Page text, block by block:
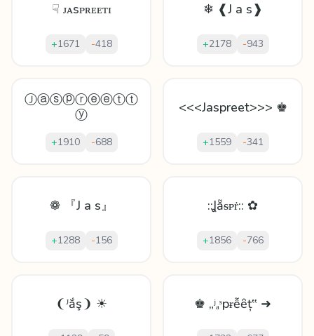
☟ ᴊᴀsᴘʀᴇᴇᴛɪ
+1671 -418
❄ ❰J a s❱
+2178 -943
Ⓙⓐⓢⓟⓡⓔⓔⓣⓣ
ⓨ
+1910 -688
<<<Jaspreet>>> ♚
+1559 -341
❁ 『J a s』
+1288 -156
::Ʝẵᵴᴘṙ:: ✿
+1856 -766
❨ᴶắş❩ ☀ ♚ „ʲₐˢpɍễȇț‟ ➜